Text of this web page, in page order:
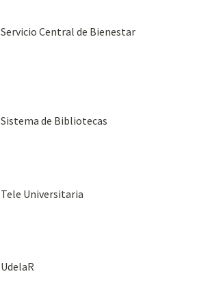
Servicio Central de Bienestar
Sistema de Bibliotecas
Tele Universitaria
UdelaR